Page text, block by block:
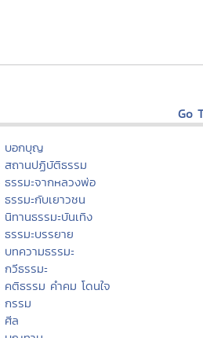
Go
บอกบุญ
สถานปฏิบัติธรรม
ธรรมะจากหลวงพ่อ
ธรรมะกับเยาวชน
นิทานธรรมะบันเทิง
ธรรมะบรรยาย
บทความธรรมะ
กวีธรรมะ
คติธรรม คำคม โดนใจ
กรรม
ศีล